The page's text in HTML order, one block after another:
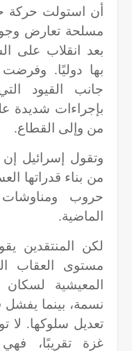
أن استولت حركة
مسلحة تعارض
بعد انقلاب على
بها دوليًا. وفرضت
جانب القيود
بإجراءات شديدة
من وإلى القطاع.
وتقول إسرائيل
من بناء قدراتها
حروب
الماضية.
لكن المنتقدين
مستوى العقاب
المعيشية
نسمة، بينما
تعديل سلوكها.
غزة تقريبًا،